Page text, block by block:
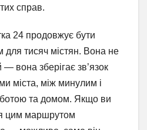
справ.
24 продовжує бути
для тисяч містян. Вона не
вона зберігає зв’язок
міста, між минулим і
та домом. Якщо ви
цим маршрутом